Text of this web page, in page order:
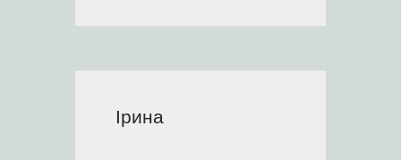
Ірина